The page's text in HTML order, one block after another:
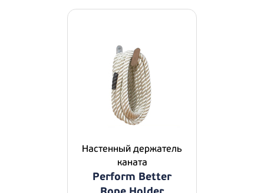
Настенный держатель
каната
Perform Better